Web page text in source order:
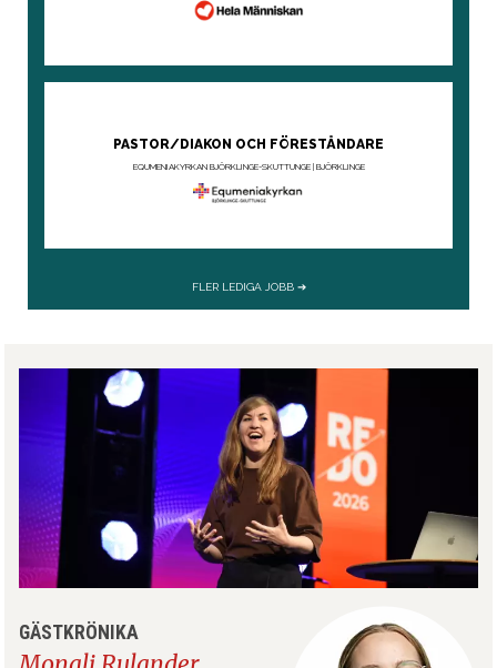
GÄSTKRÖNIKA